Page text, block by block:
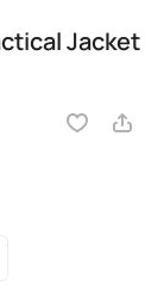
Jacket